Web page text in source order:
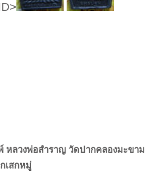
หลวงพ่อสำราญ วัดปากคลองมะขาม
เสกหมู่